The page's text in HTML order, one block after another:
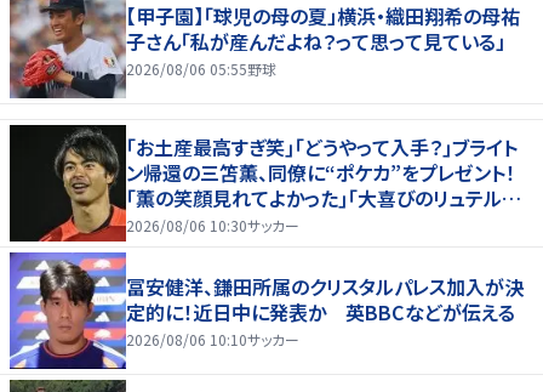
【甲子園】「球児の母の夏」横浜・織田翔希の母祐
子さん「私が産んだよね？って思って見ている」
2026/08/06 05:55野球
｢お土産最高すぎ笑｣｢どうやって入手？｣ブライト
ン帰還の三笘薫、同僚に“ポケカ”をプレゼント！
｢薫の笑顔見れてよかった｣｢大喜びのリュテル可
愛すぎ｣
2026/08/06 10:30サッカー
冨安健洋、鎌田所属のクリスタルパレス加入が決
定的に！近日中に発表か 英BBCなどが伝える
2026/08/06 10:10サッカー